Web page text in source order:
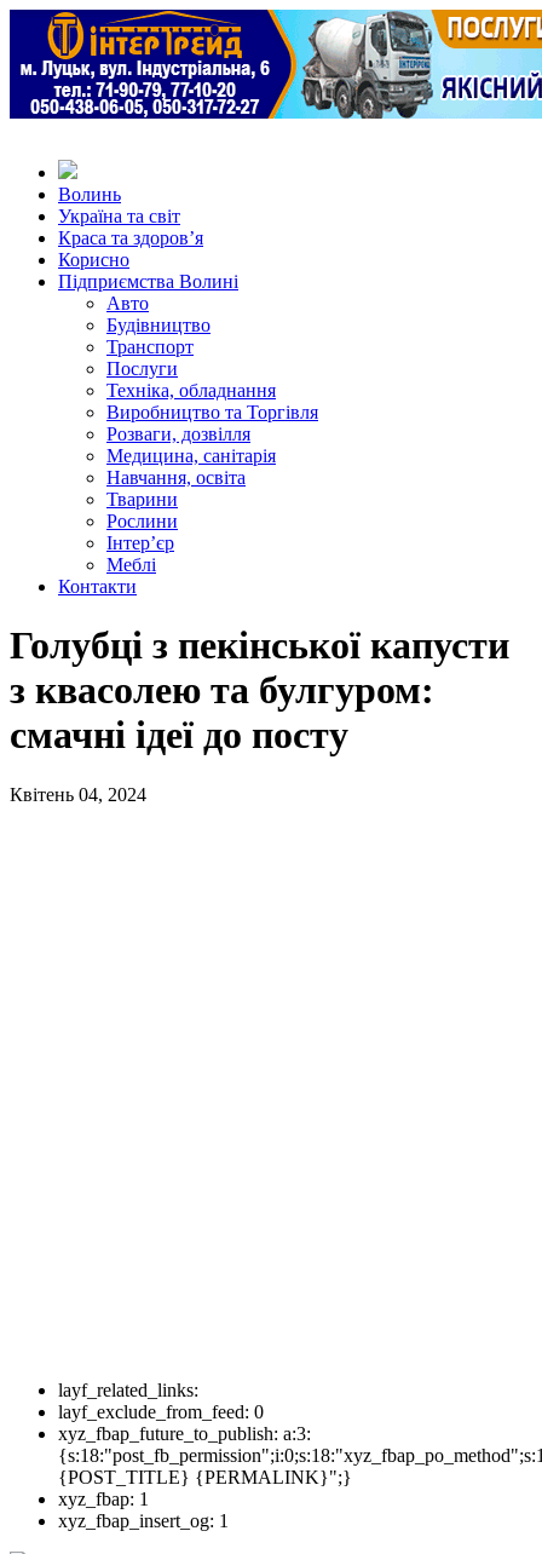
Волинь
Україна та світ
Краса та здоров’я
Корисно
Підприємства Волині
Авто
Будівництво
Транспорт
Послуги
Техніка, обладнання
Виробництво та Торгівля
Розваги, дозвілля
Медицина, санітарія
Навчання, освіта
Тварини
Рослини
Інтер’єр
Меблі
Контакти
Голубці з пекінської капусти
з квасолею та булгуром:
смачні ідеї до посту
Квітень 04, 2024
layf_related_links:
layf_exclude_from_feed: 0
xyz_fbap_future_to_publish: a:3:
{POST_TITLE} {PERMALINK}";}
xyz_fbap: 1
xyz_fbap_insert_og: 1